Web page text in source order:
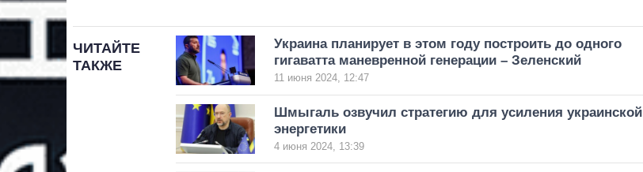
ЧИТАЙТЕ
ТАКЖЕ
Украина планирует в этом году построить до одного
гигаватта маневренной генерации – Зеленский
11 июня 2024, 12:47
Шмыгаль озвучил стратегию для усиления украинской
энергетики
4 июня 2024, 13:39